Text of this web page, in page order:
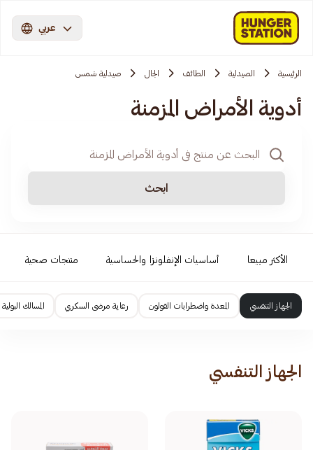
عربي
الرئيسية الصيدلية الطائف الجال صيدلية شمس
أدوية الأمراض المزمنة
ابحث
الأكثر مبيعا أساسيات الإنفلونزا والحساسية منتجات صحية
الجهاز التنفسي المعدة واضطرابات القولون رعاية مرضى السكري المسالك البولية
الجهاز التنفسي